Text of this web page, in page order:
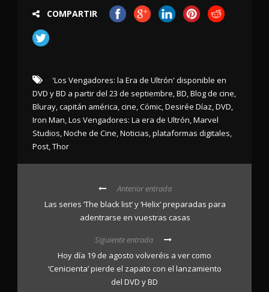
COMPARTIR
'Los Vengadores: la Era de Ultrón' disponible en
DVD y BD a partir del 23 de septiembre,BD,Blog de cine,
Bluray,capitán américa,cine,Cómic,Desirée Díaz,DVD,
Iron Man,Los Vengadores: La era de Ultrón,Marvel
Studios,Noche de Cine,Noticias,plataformas digitales,
Post,Thor
Anterior entrada
Las series ‘The black list’ y ‘Helix’ preparadas para
adentrarse en vuestras casas
Siguiente entrada
Hoy día 19 de agosto volveréis a ver como
‘Cenicienta’ pierde el zapato con el lanzamiento
del DVD y BD